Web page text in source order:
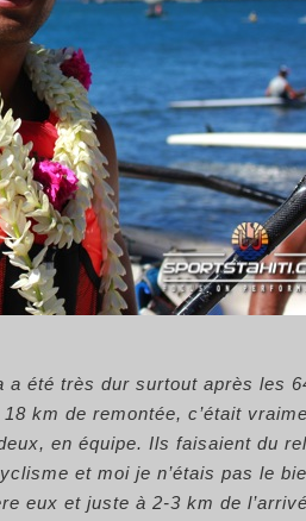
a été très dur surtout après les
km de remontée, c’était
en équipe. Ils faisaient du
et moi je n’étais pas le
eux et juste à 2-3 km de